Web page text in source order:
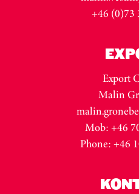
+46 (0)73
Export
Malin
Mob: +46
Phone: +46